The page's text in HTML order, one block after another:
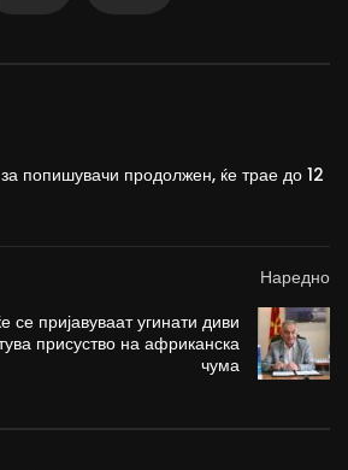
попишувачи продолжен, ќе трае до 12
Наредно
се пријавуваат угинати диви
присуство на африканска
чума